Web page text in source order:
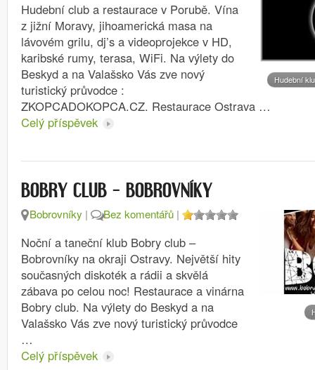
Hudební
Hudební club a restaurace v Porubě. Vína
z jižní Moravy, jihoamerická masa na
lávovém grilu, dj’s a videoprojekce v HD,
karibské rumy, terasa, WiFi. Na výlety do
Beskyd a na Valašsko Vás zve nový
turistický průvodce :
ZKOPCADOKOPCA.CZ. Restaurace Ostrava …
Celý příspěvek
BOBRY CLUB – BOBROVNÍKY
Bobrovníky | Bez komentářů |
Noční a taneční klub Bobry club –
Bobrovníky na okraji Ostravy. Největší hity
současných diskoték a rádii a skvělá
zábava po celou noc! Restaurace a vinárna
Bobry club. Na výlety do Beskyd a na
Valašsko Vás zve nový turistický průvodce
…
Celý příspěvek